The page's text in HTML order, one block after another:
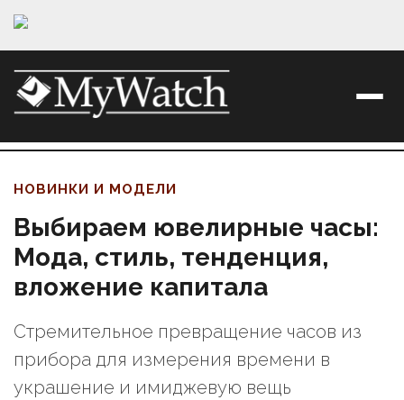
НОВИНКИ И МОДЕЛИ
Выбираем ювелирные часы:
Мода, стиль, тенденция,
вложение капитала
Стремительное превращение часов из
прибора для измерения времени в
украшение и имиджевую вещь